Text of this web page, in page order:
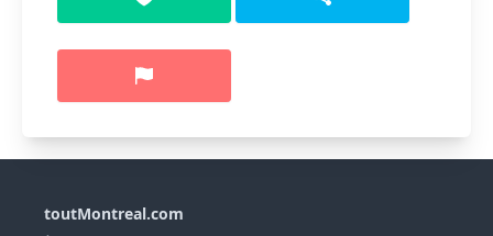
toutMontreal.com